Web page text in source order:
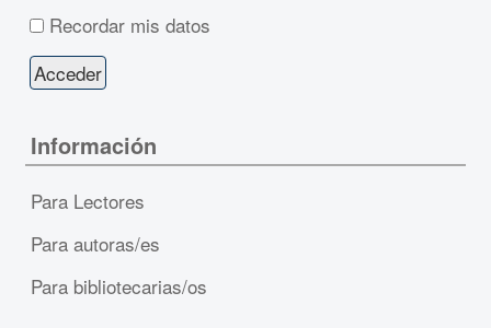
Recordar mis datos
Información
Para Lectores
Para autoras/es
Para bibliotecarias/os